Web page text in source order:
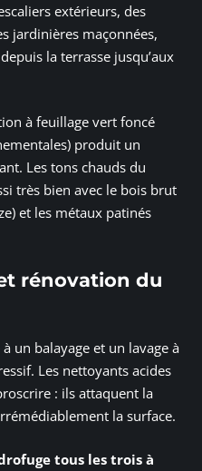
extérieurs, des
jardinières maçonnées,
la terrasse jusqu’aux
à feuillage vert foncé
produit un
Les tons chauds du
très bien avec le bois brut
et les métaux patinés
rénovation du
un balayage et un lavage à
Les nettoyants acides
: ils attaquent la
la surface.
tous les trois à